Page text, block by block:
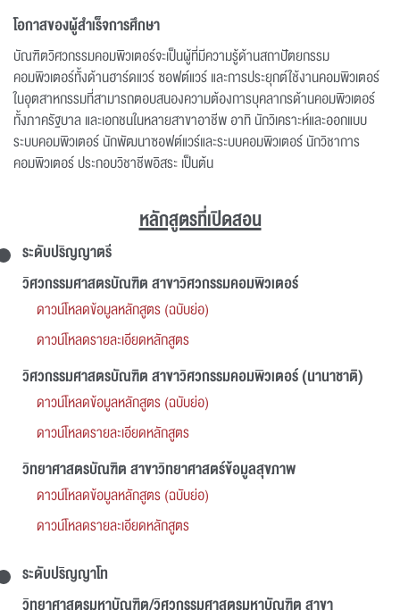
โอกาสของผู้สำเร็จการศึกษา
บัณฑิตวิศวกรรมคอมพิวเตอร์จะเป็นผู้ที่มีความรู้ด้านสถาปัตยกรรม
คอมพิวเตอร์ทั้งด้านฮาร์ดแวร์ ซอฟต์แวร์ และการประยุกต์ใช้งานคอมพิวเตอร์
ในอุตสาหกรรมที่สามารถตอบสนองความต้องการบุคลากรด้านคอมพิวเตอร์
ทั้งภาครัฐบาล และเอกชนในหลายสาขาอาชีพ อาทิ นักวิเคราะห์และออกแบบ
ระบบคอมพิวเตอร์ นักพัฒนาซอฟต์แวร์และระบบคอมพิวเตอร์ นักวิชาการ
คอมพิวเตอร์ ประกอบวิชาชีพอิสระ เป็นต้น
หลักสูตรที่เปิดสอน
ระดับปริญญาตรี
วิศวกรรมศาสตรบัณฑิต สาขาวิศวกรรมคอมพิวเตอร์
ดาวน์โหลดข้อมูลหลักสูตร (ฉบับย่อ)
ดาวน์โหลดรายละเอียดหลักสูตร
วิศวกรรมศาสตรบัณฑิต สาขาวิศวกรรมคอมพิวเตอร์ (นานาชาติ)
ดาวน์โหลดข้อมูลหลักสูตร (ฉบับย่อ)
ดาวน์โหลดรายละเอียดหลักสูตร
วิทยาศาสตรบัณฑิต สาขาวิทยาศาสตร์ข้อมูลสุขภาพ
ดาวน์โหลดข้อมูลหลักสูตร (ฉบับย่อ)
ดาวน์โหลดรายละเอียดหลักสูตร
ระดับปริญญาโท